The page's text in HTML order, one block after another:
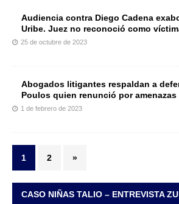
Audiencia contra Diego Cadena
Uribe. Juez no reconoció como
25 de octubre de 2023
Abogados litigantes respaldan a
Poulos quien renunció por amenazas
1 de febrero de 2023
1 2 »
CASO NIÑAS TALIO – ENTREVISTA